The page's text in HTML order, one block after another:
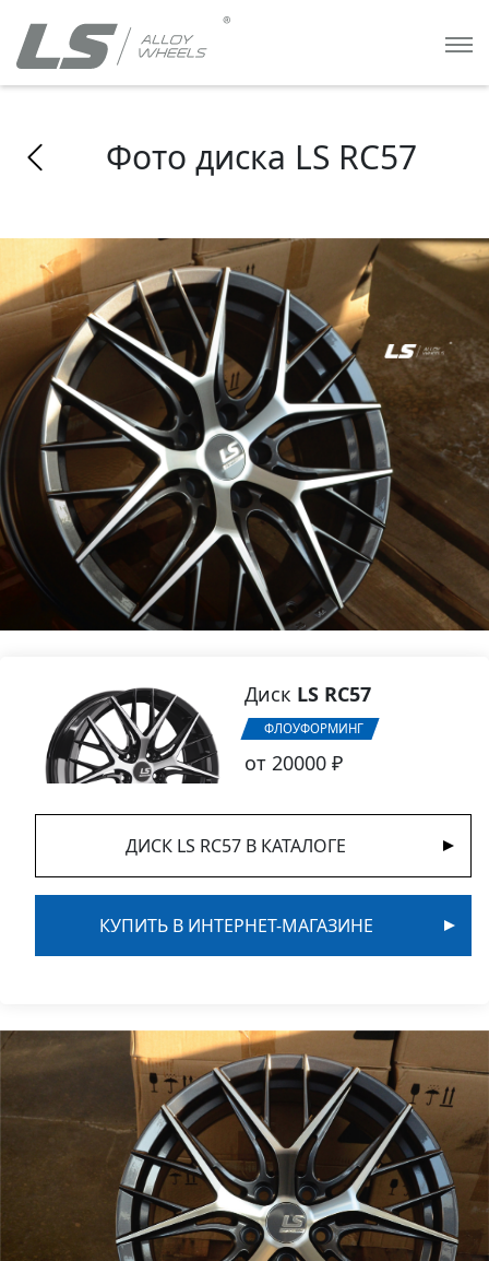
Фото диска LS RC57
Диск LS RC57
ФЛОУФОРМИНГ
от 20000 ₽
ДИСК LS RC57 В КАТАЛОГЕ
КУПИТЬ В ИНТЕРНЕТ-МАГАЗИНЕ